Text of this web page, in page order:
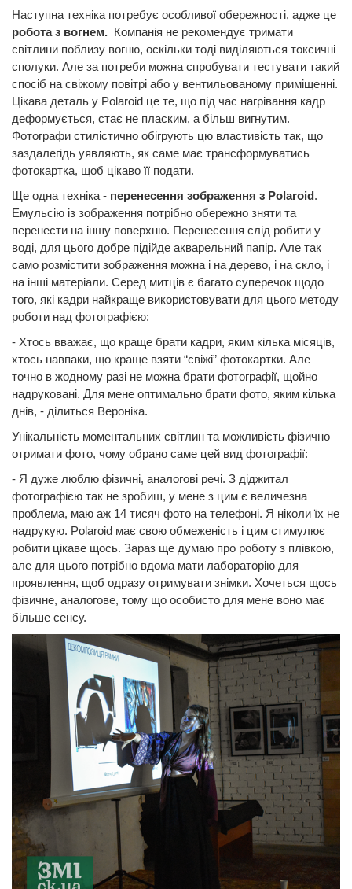
Наступна техніка потребує особливої обережності, адже це
робота з вогнем. Компанія не рекомендує тримати
світлини поблизу вогню, оскільки тоді виділяються токсичні
сполуки. Але за потреби можна спробувати тестувати такий
спосіб на свіжому повітрі або у вентильованому приміщенні.
Цікава деталь у Polaroid це те, що під час нагрівання кадр
деформується, стає не пласким, а більш вигнутим.
Фотографи стилістично обігрують цю властивість так, що
заздалегідь уявляють, як саме має трансформуватись
фотокартка, щоб цікаво її подати.
Ще одна техніка - перенесення зображення з Polaroid.
Емульсію із зображення потрібно обережно зняти та
перенести на іншу поверхню. Перенесення слід робити у
воді, для цього добре підійде акварельний папір. Але так
само розмістити зображення можна і на дерево, і на скло, і
на інші матеріали. Серед митців є багато суперечок щодо
того, які кадри найкраще використовувати для цього методу
роботи над фотографією:
- Хтось вважає, що краще брати кадри, яким кілька місяців,
хтось навпаки, що краще взяти “свіжі” фотокартки. Але
точно в жодному разі не можна брати фотографії, щойно
надруковані. Для мене оптимально брати фото, яким кілька
днів, - ділиться Вероніка.
Унікальність моментальних світлин та можливість фізично
отримати фото, чому обрано саме цей вид фотографії:
- Я дуже люблю фізичні, аналогові речі. З діджитал
фотографією так не зробиш, у мене з цим є величезна
проблема, маю аж 14 тисяч фото на телефоні. Я ніколи їх не
надрукую. Polaroid має свою обмеженість і цим стимулює
робити цікаве щось. Зараз ще думаю про роботу з плівкою,
але для цього потрібно вдома мати лабораторію для
проявлення, щоб одразу отримувати знімки. Хочеться щось
фізичне, аналогове, тому що особисто для мене воно має
більше сенсу.